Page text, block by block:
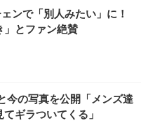
ンで「別人みたい」に！
」とファン絶賛
今の写真を公開「メンズ達
ギラついてくる」